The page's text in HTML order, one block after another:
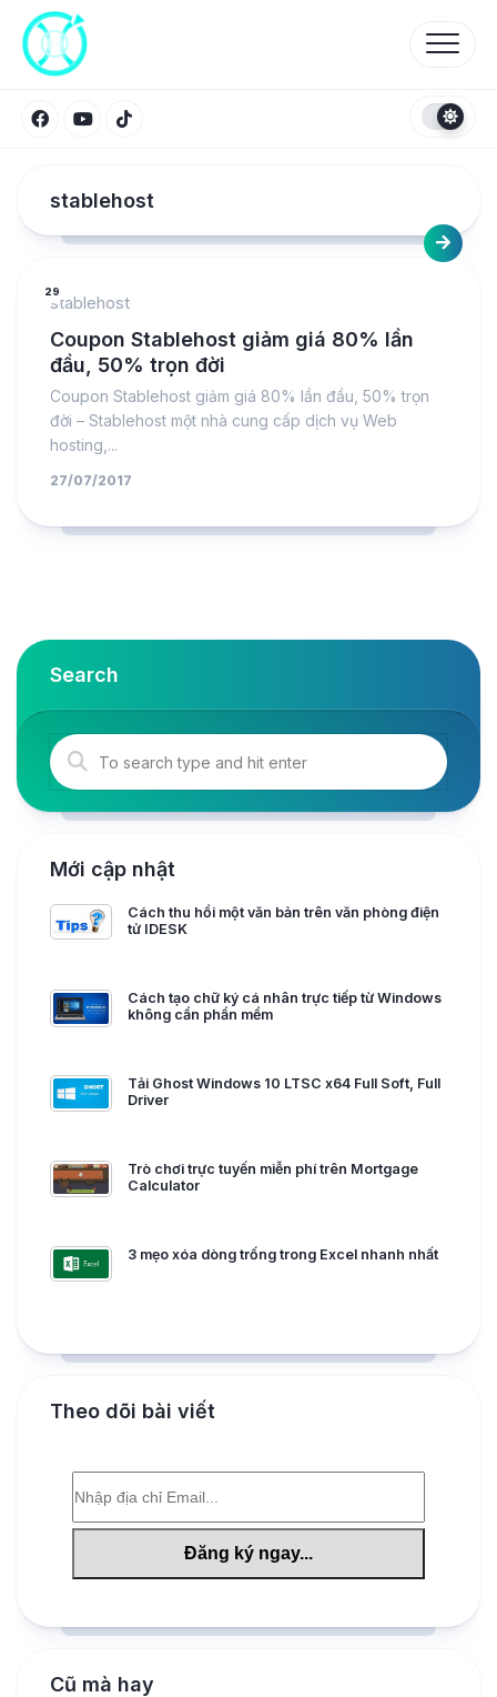
content
stablehost
29
stablehost
Coupon Stablehost giảm giá 80% lần
đầu, 50% trọn đời
Coupon Stablehost giảm giá 80% lần đầu, 50% trọn
đời – Stablehost một nhà cung cấp dịch vụ Web
hosting,...
27/07/2017
Search
Mới cập nhật
Cách thu hồi một văn bản trên văn phòng điện
tử IDESK
Cách tạo chữ ký cá nhân trực tiếp từ Windows
không cần phần mềm
Tải Ghost Windows 10 LTSC x64 Full Soft, Full
Driver
Trò chơi trực tuyến miễn phí trên Mortgage
Calculator
3 mẹo xóa dòng trống trong Excel nhanh nhất
Theo dõi bài viết
Cũ mà hay